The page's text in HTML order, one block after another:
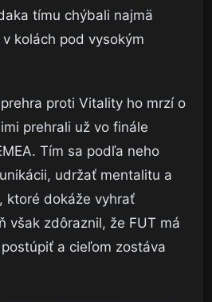
tímu chýbali najmä
kolách pod vysokým
proti Vitality ho mrzí o
prehrali už vo finále
Tím sa podľa neho
udržať mentalitu a
ktoré dokáže vyhrať
však zdôraznil, že FUT má
a cieľom zostáva